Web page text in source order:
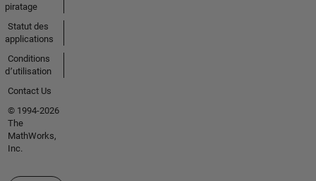
piratage
Statut des
applications
Conditions
d՚utilisation
Contact Us
© 1994-2026
The
MathWorks,
Inc.